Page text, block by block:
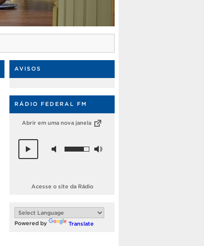
AVISOS
RÁDIO FEDERAL FM
Abrir em uma nova janela
Acesse o site da Rádio
Powered by Translate